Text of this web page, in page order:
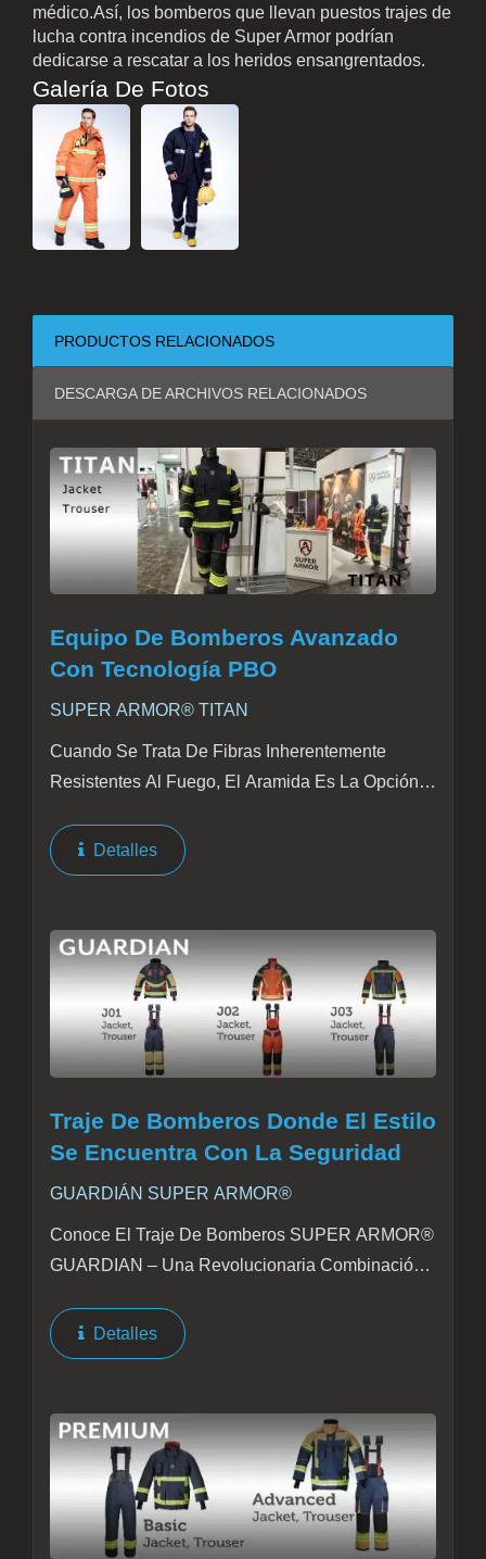
médico.Así, los bomberos que llevan puestos trajes de
lucha contra incendios de Super Armor podrían
dedicarse a rescatar a los heridos ensangrentados.
Galería De Fotos
PRODUCTOS RELACIONADOS
DESCARGA DE ARCHIVOS RELACIONADOS
Equipo De Bomberos Avanzado
Con Tecnología PBO
SUPER ARMOR® TITAN
Cuando Se Trata De Fibras Inherentemente
Resistentes Al Fuego, El Aramida Es La Opción
Buscan Un Rendimiento Superior, La Fibra PBO
Ofrece Una Alternativa Excepcional....
Detalles
Traje De Bomberos Donde El Estilo
Se Encuentra Con La Seguridad
GUARDIÁN SUPER ARMOR®
Conoce El Traje De Bomberos SUPER ARMOR®
GUARDIAN – Una Revolucionaria Combinación
Mejorar No Solo El Rendimiento De Los
Bomberos, Sino También Mantenerse A La
Detalles